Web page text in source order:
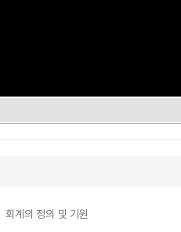
회계의 정의 및 기원